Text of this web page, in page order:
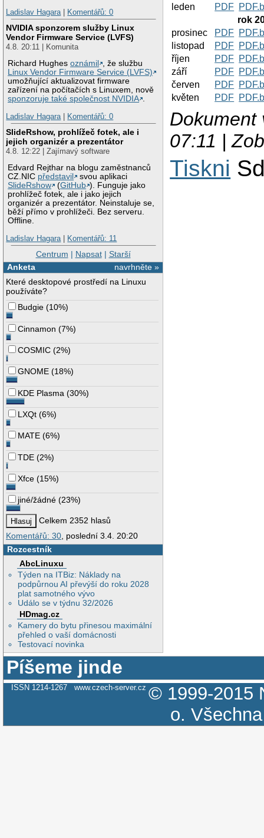
Ladislav Hagara| Komentářů: 0
NVIDIA sponzorem služby Linux
Vendor Firmware Service (LVFS)
4.8. 20:11 | Komunita
Richard Hughesoznámil
, že službu
Linux Vendor Firmware Service (LVFS)
umožňující aktualizovat firmware
zařízení na počítačích s Linuxem, nově
sponzoruje také společnost NVIDIA .
Ladislav Hagara| Komentářů: 0
SlideRshow, prohlížeč fotek, ale i
jejich organizér a prezentátor
4.8. 12:22 | Zajímavý software
Edvard Rejthar na blogu zaměstnanců
CZ.NIC představil
svou aplikaci
SlideRshow
(GitHub ). Funguje jako
prohlížeč fotek, ale i jako jejich
organizér a prezentátor. Neinstaluje se,
běží přímo v prohlížeči. Bez serveru.
Offline.
Ladislav Hagara| Komentářů: 11
Centrum | Napsat| Starší
navrhněte »
Anketa
Které desktopové prostředí na Linuxu
používáte?
Budgie (10%)
Cinnamon (7%)
COSMIC (2%)
GNOME (18%)
KDE Plasma (30%)
LXQt (6%)
MATE (6%)
TDE (2%)
Xfce (15%)
jiné/žádné (23%)
Celkem 2352 hlasů
Komentářů: 30 , poslední 3.4. 20:20
Rozcestník
AbcLinuxu
Týden na ITBiz: Náklady na
podpůrnou AI převýší do roku 2028
plat samotného vývo
Událo se v týdnu 32/2026
HDmag.cz
Kamery do bytu přinesou maximální
přehled o vaší domácnosti
Testovací novinka
leden
PDF
rok
prosinec
PDF
listopad
PDF
říjen
PDF
září
PDF
červen
PDF
květen
PDF
07:11 |
Tiskni
Píšeme jinde
ISSN 1214-1267 www.czech-server.cz © 1999-2015
o.